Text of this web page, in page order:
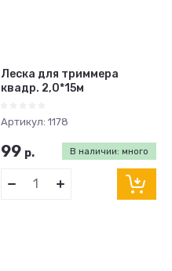
Леска для триммера
квадр. 2,0*15м
Артикул: 1178
В наличии: много
99 р.